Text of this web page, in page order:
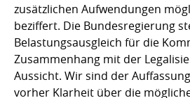
zusätzlichen Aufwendungen
beziffert. Die Bundesregierung
Belastungsausgleich für die
Zusammenhang mit der
Aussicht. Wir sind der
vorher Klarheit über die